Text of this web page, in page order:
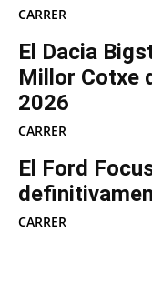
CARRER
El Dacia
Millor Cotxe
2026
CARRER
El Ford
CARRER